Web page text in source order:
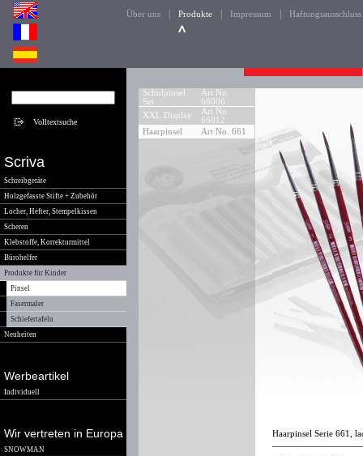
Über uns Produkte Impressum Haftungsausschluss
Scriva
Schreibgeräte
Holzgefasste Stifte + Zubehör
Locher, Hefter, Stempelkissen
Scheren
Klebstoffe, Korrekturmittel
Bürohelfer
Produkte für Kinder
Pinsel
Fasermaler
Schiefertafeln
Neuheiten
Werbeartikel
Individuell
Wir vertreten in Europa
SNOWMAN
Schulpinsel
Set
Art No.
66006
XXL Display
Art No.
66012
Haarpinsel
Art No. 661
Haarpinsel Serie 661,